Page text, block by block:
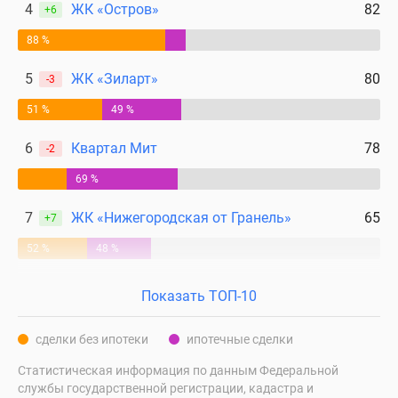
4 +6 ЖК «Остров» 82
88 %
5 -3 ЖК «Зиларт» 80
51 % 49 %
6 -2 Квартал Мит 78
69 %
7 +7 ЖК «Нижегородская от Гранель» 65
52 % 48 %
Показать ТОП-10
сделки без ипотеки ипотечные сделки
Статистическая информация по данным Федеральной
службы государственной регистрации, кадастра и